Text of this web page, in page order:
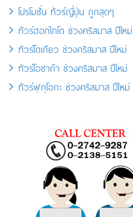
โปรโมชั่น ทัวร์ญี่ปุ่น ถูกสุดๆ
ทัวร์ฮอกไกโด ช่วงคริสมาส ปีใหม่
ทัวร์โตเกียว ช่วงคริสมาส ปีใหม่
ทัวร์โอซาก้า ช่วงคริสมาส ปีใหม่
ทัวร์ฟุกุโอกะ ช่วงคริสมาส ปีใหม่